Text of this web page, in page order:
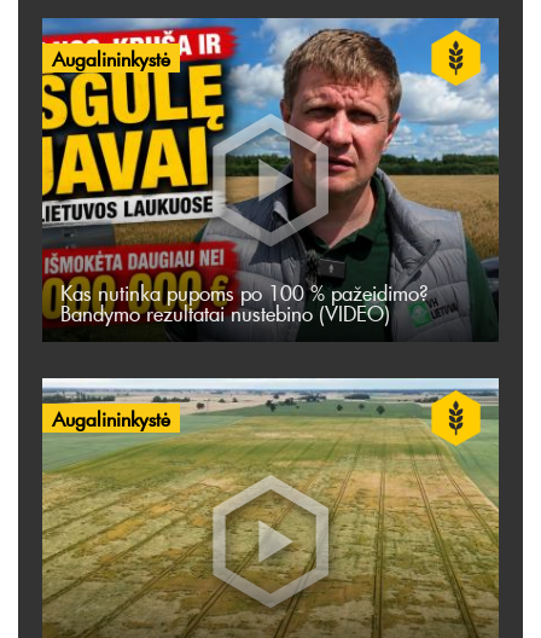
Augalininkystė
Kas nutinka pupoms po 100 % pažeidimo?
Bandymo rezultatai nustebino (VIDEO)
Augalininkystė